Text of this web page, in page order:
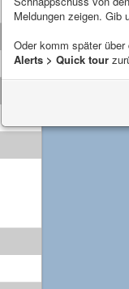
Meldungen zeigen. Gib
Oder komm später über
Alerts > Quick tour